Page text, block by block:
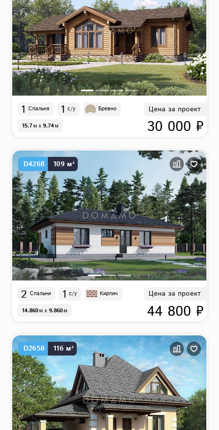
1 Спальня 1 с/у Бревно
15.7м x 9.74м
Цена за проект
30 000 ₽
D4268 109 м²
2 Спальни 1 с/у Кирпич
14.860м x 9.860м
Цена за проект
44 800 ₽
D2658 116 м²